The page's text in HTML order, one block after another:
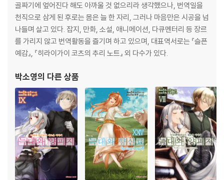
골짜기에 엎어진다 해도 아까울 것 없으리라 생각했으나, 번역일을
천직으로 삼게 된 후로는 몸은 늘 한 자리, 그러나 마음만은 시공을 넘
나들며 살고 있다. 잡지, 만화, 소설, 애니메이션, 다큐멘터리 등 장르
를 가리지 않고 번역활동을 즐기며 하고 있으며, 대표역서로는 『슬픈
예감』, 『히라이가이 코츠의 추리 노트』 외 다수가 있다.
박소영의 다른 상품